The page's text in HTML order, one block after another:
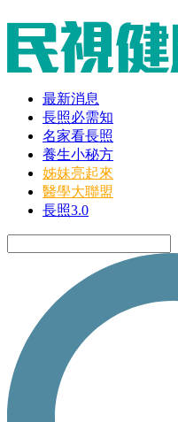
最新消息
長照必需知
名家看長照
養生小秘方
姊妹亮起來
醫學大聯盟
長照3.0